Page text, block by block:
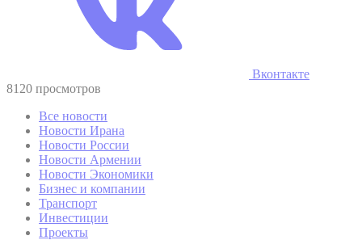
Вконтакте
8120 просмотров
Все новости
Новости Ирана
Новости России
Новости Армении
Новости Экономики
Бизнес и компании
Транспорт
Инвестиции
Проекты